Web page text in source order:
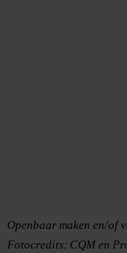
Openbaar maken en/of
Fotocredits: CQM en